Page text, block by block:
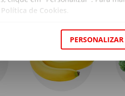
Política de Cookies
PERSONALIZAR